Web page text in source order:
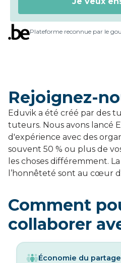
Plateforme reconnue par le
Rejoignez-
Eduvik a été créé par des
tuteurs. Nous avons lancé
d'expérience avec des
souvent 50 % ou plus de
les choses différemment.
l’honnêteté sont au cœur
Comment
collaborer
Économie du partage